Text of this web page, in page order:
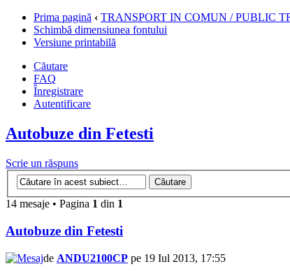
Prima pagină ‹ TRANSPORT IN COMUN / PUBLIC
Schimbă dimensiunea fontului
Versiune printabilă
Căutare
FAQ
Înregistrare
Autentificare
Autobuze din Fetesti
Scrie un răspuns
14 mesaje • Pagina 1 din 1
Autobuze din Fetesti
de ANDU2100CP pe 19 Iul 2013, 17:55